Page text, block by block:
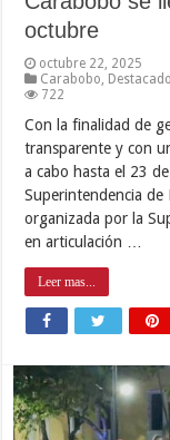
octubre
octubre 22, 2025
Carabobo,
722
Con la finalidad de
transparente y con
a cabo hasta el 23
Superintendencia de
organizada por la
en articulación …
Leer mas...